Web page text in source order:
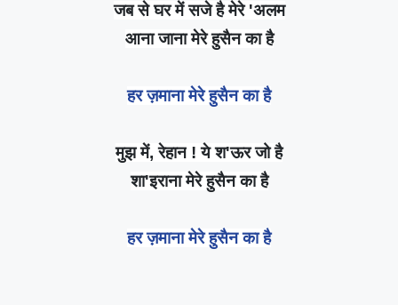
जब से घर में सजे है मेरे 'अलम
आना जाना मेरे हुसैन का है
हर ज़माना मेरे हुसैन का है
मुझ में,रेहान ! ये श'ऊर जो है
शा'इराना मेरे हुसैन का है
हर ज़माना मेरे हुसैन का है